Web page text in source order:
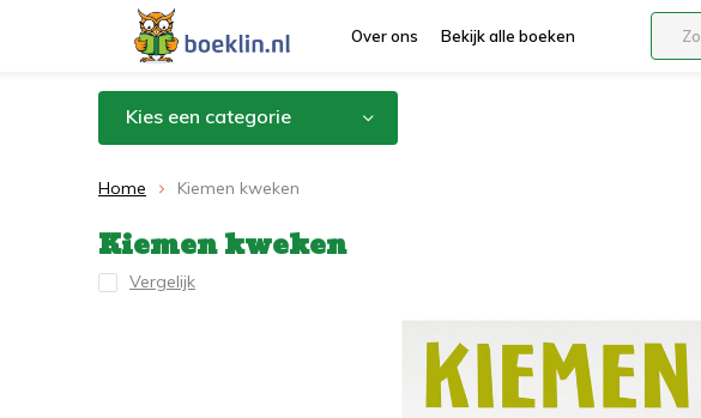
Over ons Bekijk alle boeken
Kies een categorie
Home Kiemen kweken
Kiemen kweken
Vergelijk